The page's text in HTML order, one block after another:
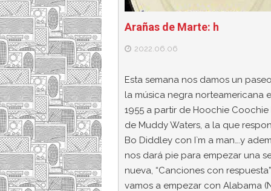
Arañas de Marte: h
2022.06.06
Esta semana nos damos un
la música negra norteamericana
1955 a partir de Hoochie Coochie
de Muddy Waters, a la que
Bo Diddley con I`m a man….y
nos dará pie para empezar una
nueva, “Canciones con
vamos a empezar con Alabama